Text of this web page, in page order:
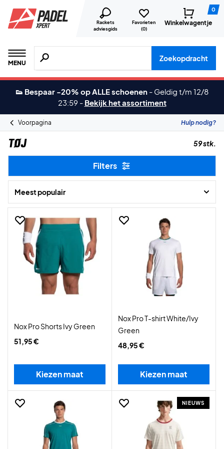
Rackets
adviesgids
Favorieten
(0)
0
Winkelwagentje
MENU
Zoeken naar producten, merken etc.
Zoekopdracht
👟 Bespaar -20% op ALLE schoenen - Geldig t/m 12/8
23:59 - Bekijk het assortiment
Voorpagina Hulp nodig?
TØJ 59 stk.
Filters
Meest populair
Nox Pro Shorts Ivy Green
51,95 €
Kiezen maat
Nox Pro T-shirt White/Ivy
Green
48,95 €
Kiezen maat
NIEUWS